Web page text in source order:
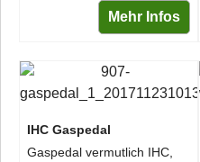
Mehr Infos
IHC Gaspedal
Gaspedal vermutlich IHC,